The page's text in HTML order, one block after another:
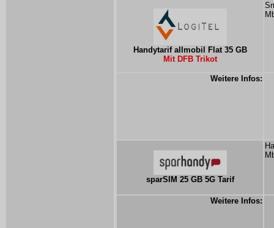
Handytarif allmobil Flat 35 GB
Mit DFB Trikot
Weitere Infos:
sparSIM 25 GB 5G Tarif
Weitere Infos: